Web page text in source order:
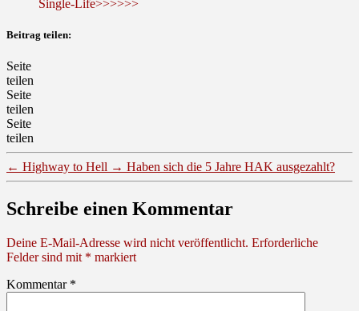
Single-Life>>>>>>
Beitrag teilen:
Seite
teilen
Seite
teilen
Seite
teilen
← Highway to Hell → Haben sich die 5 Jahre HAK ausgezahlt?
Schreibe einen Kommentar
Deine E-Mail-Adresse wird nicht veröffentlicht. Erforderliche
Felder sind mit * markiert
Kommentar *